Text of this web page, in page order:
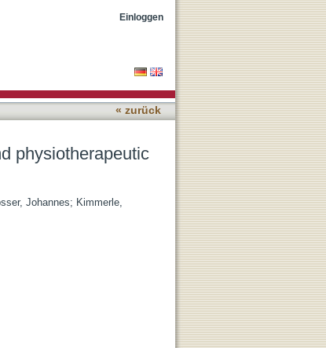
Einloggen
« zurück
physiotherapeutic
Johannes; Kimmerle,